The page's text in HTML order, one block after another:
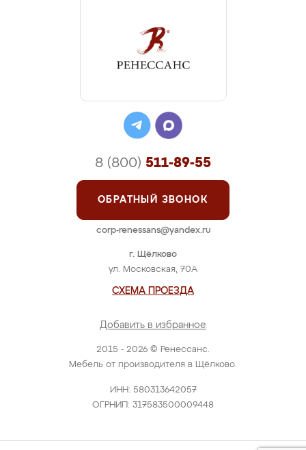
2015 - 2026 © Ренессанс.
Мебель от производителя в Щёлково.
ИНН: 580313642057
ОГРНИП: 317583500009448
г. Щёлково
ул. Московская, 70А
СХЕМА ПРОЕЗДА
Добавить в избранное
8 (800) 511-89-55
ОБРАТНЫЙ ЗВОНОК
corp-renessans@yandex.ru